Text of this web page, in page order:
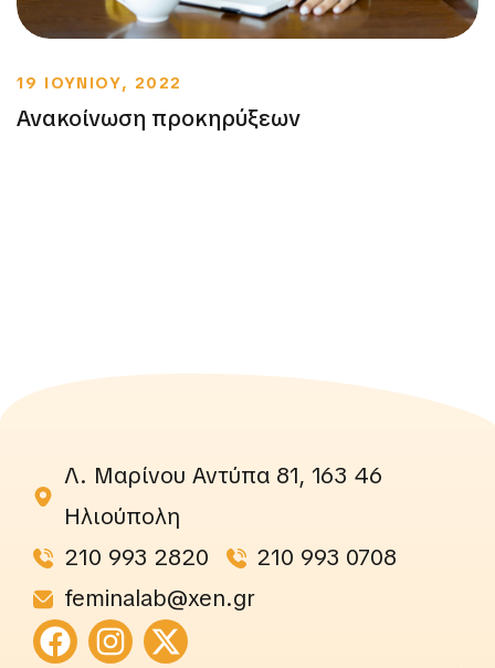
19 ΙΟΥΝΙΟΥ, 2022
Ανακοίνωση προκηρύξεων
Λ. Μαρίνου Αντύπα 81, 163 46
Ηλιούπολη
210 993 2820
210 993 0708
feminalab@xen.gr